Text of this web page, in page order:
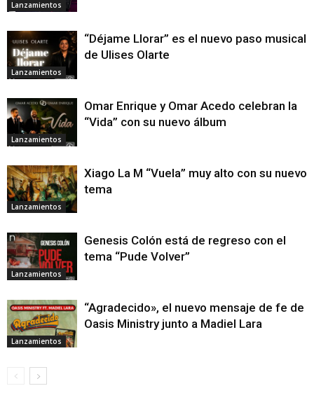
Lanzamientos
Lanzamientos
“Déjame Llorar” es el nuevo paso musical
de Ulises Olarte
Lanzamientos
Omar Enrique y Omar Acedo celebran la
“Vida” con su nuevo álbum
Lanzamientos
Xiago La M “Vuela” muy alto con su nuevo
tema
Lanzamientos
Genesis Colón está de regreso con el
tema “Pude Volver”
Lanzamientos
“Agradecido», el nuevo mensaje de fe de
Oasis Ministry junto a Madiel Lara